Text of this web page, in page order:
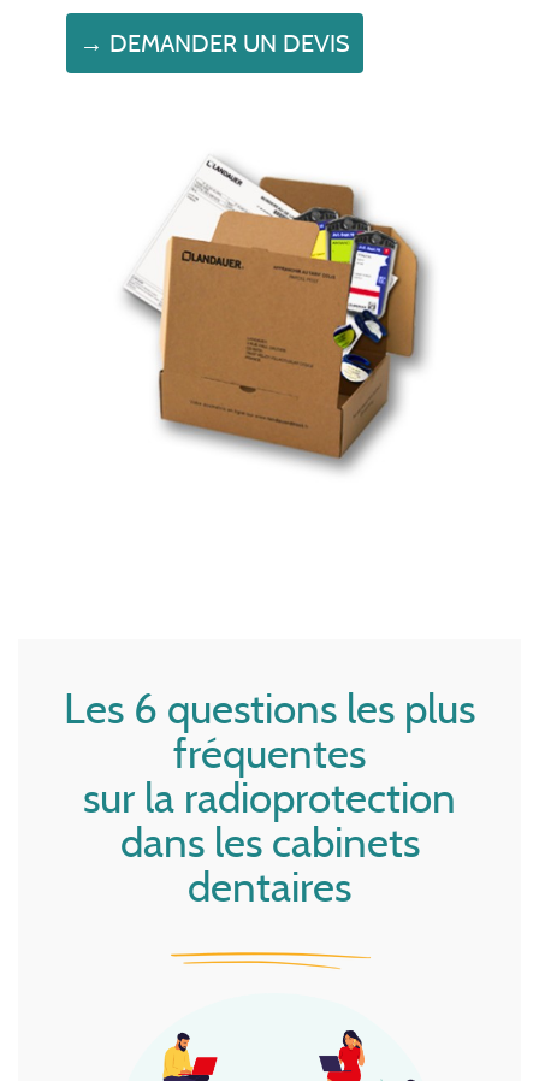
→ DEMANDER UN DEVIS
Les 6 questions les plus
fréquentes
sur la radioprotection
dans les cabinets
dentaires